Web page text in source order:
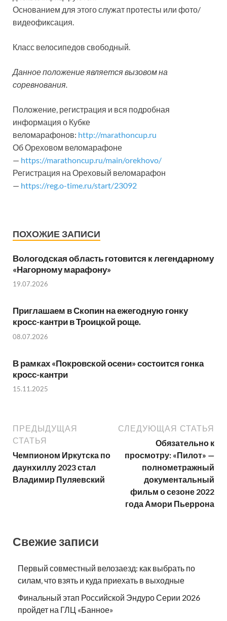
Основанием для этого служат протесты или фото/
видеофиксация.
Класс велосипедов свободный.
Данное положение является вызовом на
соревнования.
Положение, регистрация и вся подробная
информация о Кубке
веломарафонов: http://marathoncup.ru
Об Ореховом веломарафоне
— https://marathoncup.ru/main/orekhovo/
Регистрация на Ореховый веломарафон
— https://reg.o-time.ru/start/23092
ПОХОЖИЕ ЗАПИСИ
Вологодская область готовится к легендарному
«Нагорному марафону»
19.07.2026
Приглашаем в Скопин на ежегодную гонку
кросс-кантри в Троицкой роще.
08.07.2026
В рамках «Покровской осени» состоится гонка
кросс-кантри
15.11.2025
ПРЕДЫДУЩАЯ
СТАТЬЯ
Чемпионом Иркутска по
даунхиллу 2023 стал
Владимир Пуляевский
СЛЕДУЮЩАЯ СТАТЬЯ
Обязательно к
просмотру: «Пилот» —
полнометражный
документальный
фильм о сезоне 2022
года Амори Пьеррона
Свежие записи
Первый совместный велозаезд: как выбрать по
силам, что взять и куда приехать в выходные
Финальный этап Российской Эндуро Серии 2026
пройдет на ГЛЦ «Банное»